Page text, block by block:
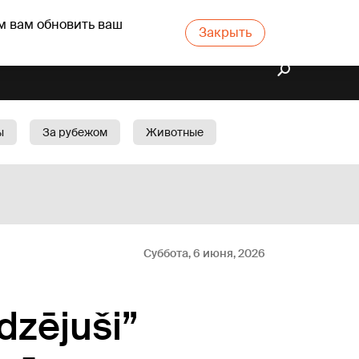
вам обновить ваш Закрыть
За рубежом
Животные
Суббота, 6 июня, 2026